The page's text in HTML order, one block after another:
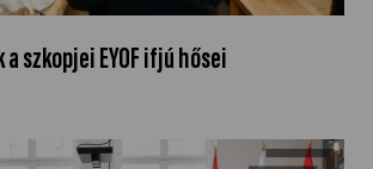
szkopjei EYOF ifjú hősei